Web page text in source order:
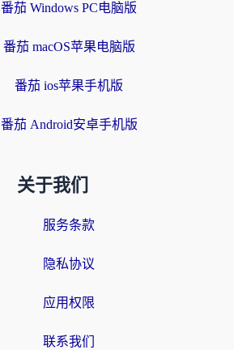
番茄 Windows PC电脑版
番茄 macOS苹果电脑版
番茄 ios苹果手机版
番茄 Android安卓手机版
关于我们
服务条款
隐私协议
应用权限
联系我们